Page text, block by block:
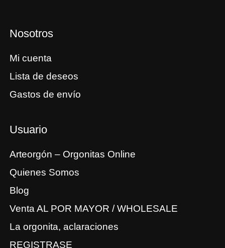
Nosotros
Mi cuenta
Lista de deseos
Gastos de envío
Usuario
Arteorgón – Orgonitas Online
Quienes Somos
Blog
Venta AL POR MAYOR / WHOLESALE
La orgonita, aclaraciones
REGISTRASE